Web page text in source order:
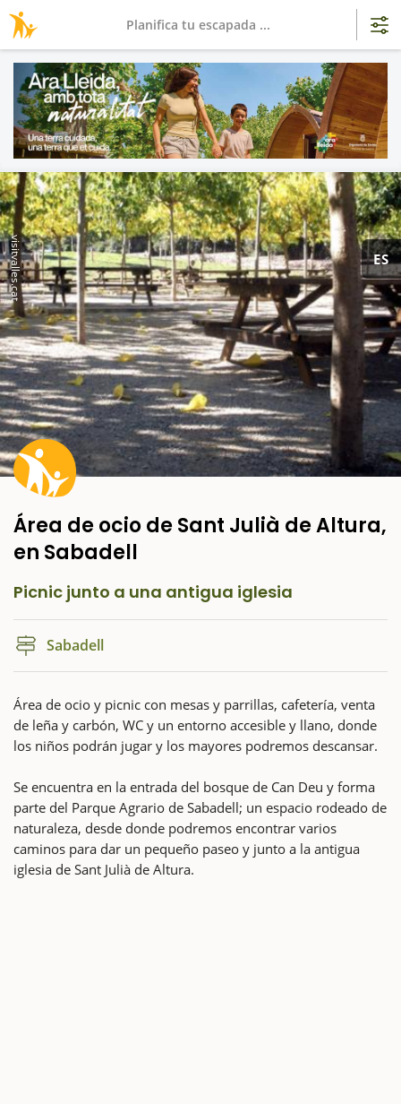
ES
Área de ocio de Sant Julià de Altura,
en Sabadell
visitvalles.cat
Picnic junto a una antigua iglesia
Sabadell
Área de ocio y picnic con mesas y parrillas, cafetería, venta
de leña y carbón, WC y un entorno accesible y llano, donde
los niños podrán jugar y los mayores podremos descansar.
Se encuentra en la entrada del bosque de Can Deu y forma
parte del Parque Agrario de Sabadell; un espacio rodeado de
naturaleza, desde donde podremos encontrar varios
caminos para dar un pequeño paseo y junto a la antigua
iglesia de Sant Julià de Altura.
Planifica tu escapada ...